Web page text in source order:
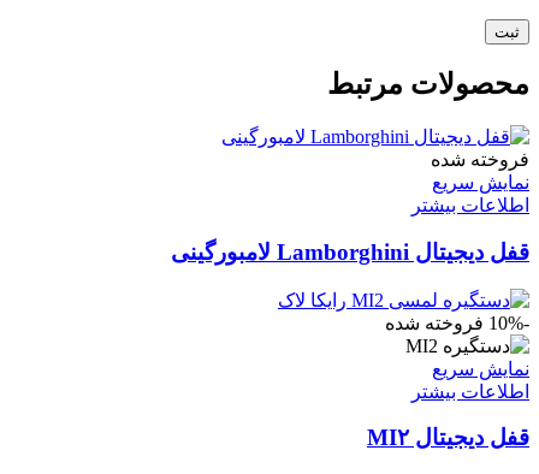
محصولات مرتبط
فروخته شده
نمایش سریع
اطلاعات بیشتر
قفل دیجیتال Lamborghini لامبورگینی
-10% فروخته شده
نمایش سریع
اطلاعات بیشتر
قفل دیجیتال MI۲